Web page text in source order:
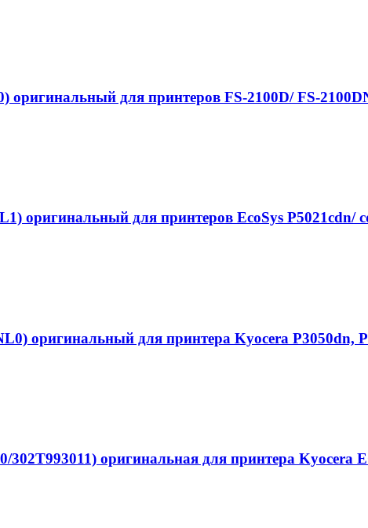
для принтеров FS-2100D/ FS-
оригинальный для принтеров EcoSys P5021cdn/
оригинальный для принтера Kyocera P3050dn,
302T993011) оригинальная для принтера Kyocera